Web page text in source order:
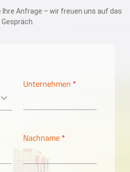
Ihre Anfrage – wir freuen uns auf das
Gespräch.
Unternehmen *
Nachname *